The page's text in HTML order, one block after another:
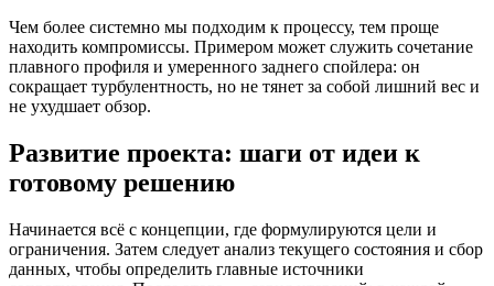
Чем более системно мы подходим к процессу, тем проще
находить компромиссы. Примером может служить сочетание
плавного профиля и умеренного заднего спойлера: он
сокращает турбулентность, но не тянет за собой лишний вес и
не ухудшает обзор.
Развитие проекта: шаги от идеи к
готовому решению
Начинается всё с концепции, где формулируются цели и
ограничения. Затем следует анализ текущего состояния и сбор
данных, чтобы определить главные источники